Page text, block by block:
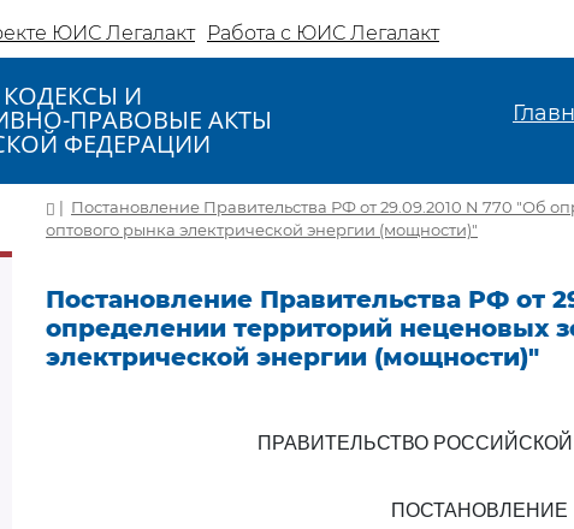
ЮИС Легалакт Работа с ЮИС Легалакт
И
ПРАВОВЫЕ АКТЫ
ФЕДЕРАЦИИ
| Постановление Правительства РФ от 29.09.2010 N 770 "Об
оптового рынка электрической энергии (мощности)"
Постановление Правительства РФ от
определении территорий неценовых
электрической энергии (мощности)"
ПРАВИТЕЛЬСТВО
ПОСТАНОВЛЕНИЕ